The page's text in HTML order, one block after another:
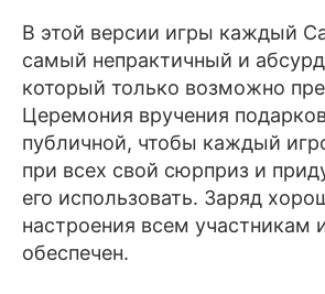
В этой версии игры каждый
самый непрактичный и
который только возможно
Церемония вручения
публичной, чтобы каждый
при всех свой сюрприз и
его использовать. Заряд
настроения всем участникам
обеспечен.